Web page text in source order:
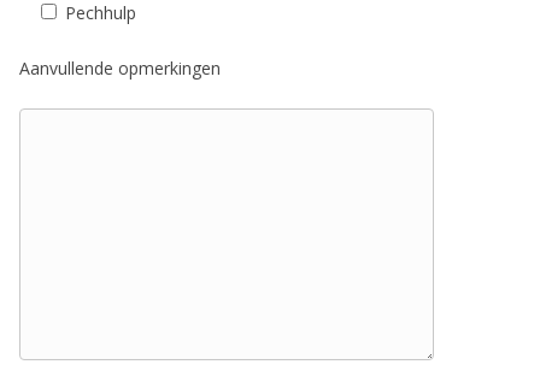
Pechhulp
Aanvullende opmerkingen